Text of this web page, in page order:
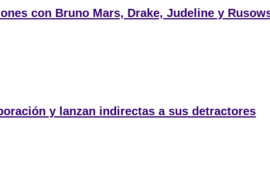
con Bruno Mars, Drake, Judeline y
y lanzan indirectas a sus detractores